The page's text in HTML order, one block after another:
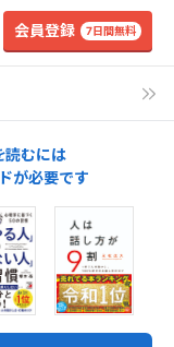
会員登録 7日間無料
読むには
が必要です